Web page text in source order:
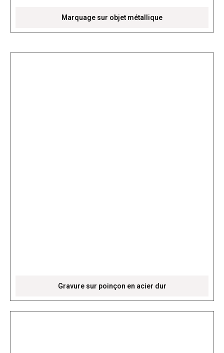
Marquage sur objet métallique
Gravure sur poinçon en acier dur